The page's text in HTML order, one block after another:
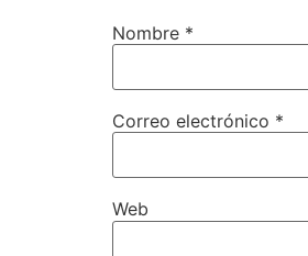
Nombre *
Correo electrónico *
Web